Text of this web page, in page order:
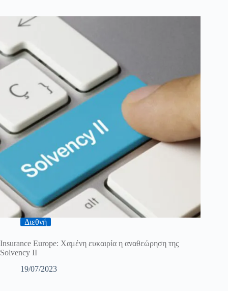
Διεθνή
Insurance Europe: Χαμένη ευκαιρία η αναθεώρηση της
Solvency II
19/07/2023